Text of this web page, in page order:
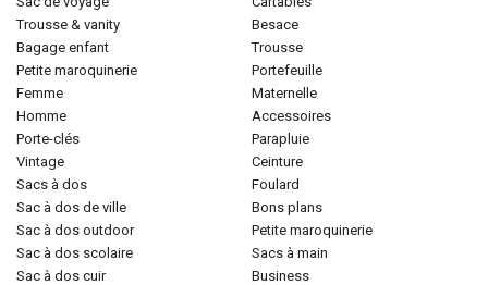
trousse & vanity
bagage enfant
petite maroquinerie
femme
homme
porte-clés
vintage
sacs à dos
sac à dos de ville
sac à dos outdoor
sac à dos scolaire
sac à dos cuir
besace
trousse
portefeuille
maternelle
accessoires
parapluie
ceinture
foulard
bons plans
petite maroquinerie
sacs à main
business